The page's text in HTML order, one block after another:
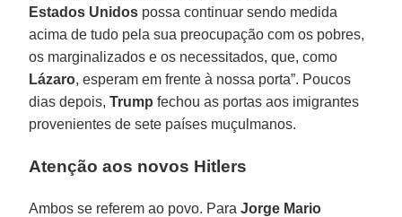
Estados Unidos possa continuar sendo medida
acima de tudo pela sua preocupação com os pobres,
os marginalizados e os necessitados, que, como
Lázaro, esperam em frente à nossa porta”. Poucos
dias depois,Trump fechou as portas aos imigrantes
provenientes de sete países muçulmanos.
Atenção aos novos Hitlers
Ambos se referem ao povo. ParaJorge Mario